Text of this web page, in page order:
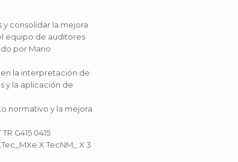
consolidar la mejora
equipo de auditores
por Mario
la interpretación de
y la aplicación de
normativo y la mejora